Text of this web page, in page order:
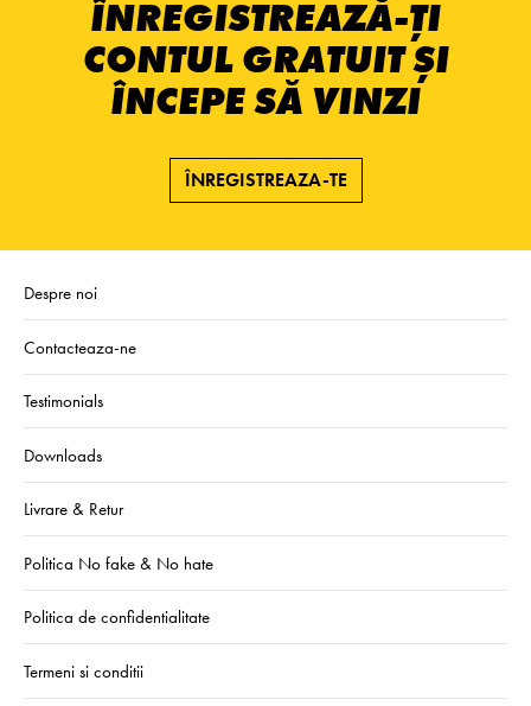
ÎNREGISTREAZĂ-ȚI
CONTUL GRATUIT ȘI
ÎNCEPE SĂ VINZI
ÎNREGISTREAZA-TE
Despre noi
Contacteaza-ne
Testimonials
Downloads
Livrare & Retur
Politica No fake & No hate
Politica de confidentialitate
Termeni si conditii